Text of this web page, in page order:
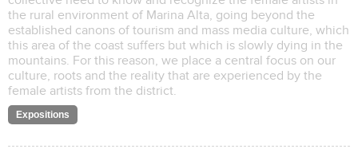
the rural environment of Marina Alta, going beyond the
established canons of tourism and mass media culture, which
this area of the coast suffers but which is slowly dying in the
mountains. For this reason, we place a central focus on our
culture, roots and the reality that are experienced by the
female artists from the district.
Expositions